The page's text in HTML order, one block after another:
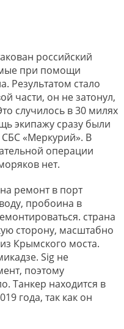
российский
при помощи
Результатом стало
части, он не затонул,
случилось в 30 милях
экипажу сразу были
«Меркурий». В
операции
нет.
ремонт в порт
пробоина в
страна
сторону, масштабно
Крымского моста.
Sig не
поэтому
Танкер находится в
года, так как он